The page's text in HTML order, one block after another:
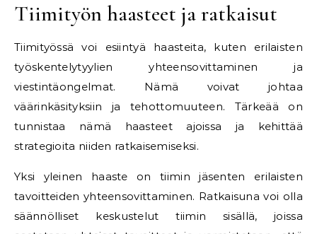
Tiimityön haasteet ja ratkaisut
Tiimityössä voi esiintyä haasteita, kuten erilaisten
työskentelytyylien yhteensovittaminen ja
viestintäongelmat. Nämä voivat johtaa
väärinkäsityksiin ja tehottomuuteen. Tärkeää on
tunnistaa nämä haasteet ajoissa ja kehittää
strategioita niiden ratkaisemiseksi.
Yksi yleinen haaste on tiimin jäsenten erilaisten
tavoitteiden yhteensovittaminen. Ratkaisuna voi olla
säännölliset keskustelut tiimin sisällä, joissa